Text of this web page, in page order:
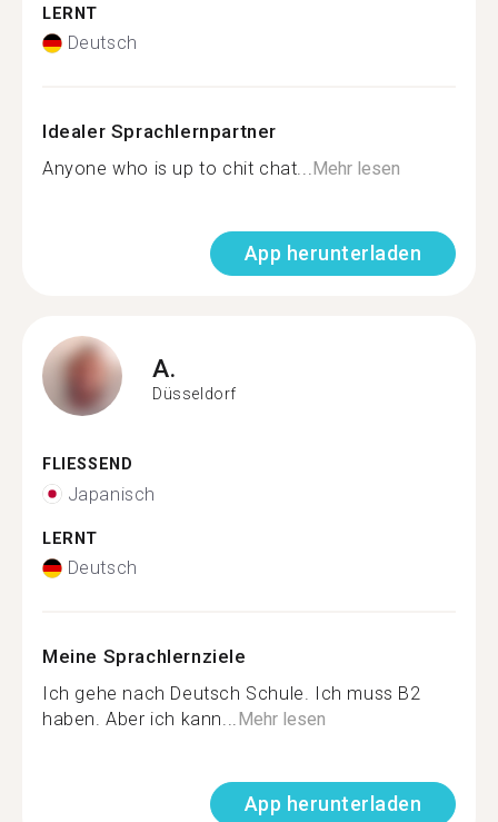
LERNT
Deutsch
Idealer Sprachlernpartner
Anyone who is up to chit chat...Mehr lesen
App herunterladen
A.
Düsseldorf
FLIESSEND
Japanisch
LERNT
Deutsch
Meine Sprachlernziele
Ich gehe nach Deutsch Schule. Ich muss B2
haben. Aber ich kann...Mehr lesen
App herunterladen